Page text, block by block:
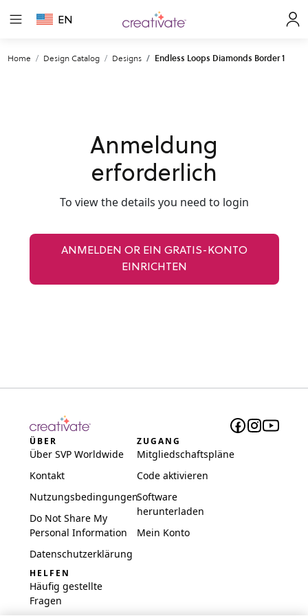
EN
Home Design Catalog Designs Endless Loops Diamonds Border 1
Anmeldung
erforderlich
To view the details you need to login
ANMELDEN OR EIN GRATIS-KONTO
EINRICHTEN
ÜBER
Über SVP Worldwide
Kontakt
Nutzungsbedingungen
Do Not Share My
Personal Information
Datenschutzerklärung
ZUGANG
Mitgliedschaftspläne
Code aktivieren
Software
herunterladen
Mein Konto
HELFEN
Häufig gestellte
Fragen